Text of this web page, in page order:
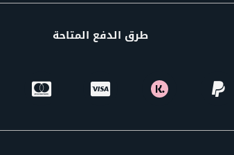
طرق الدفع المتاحة